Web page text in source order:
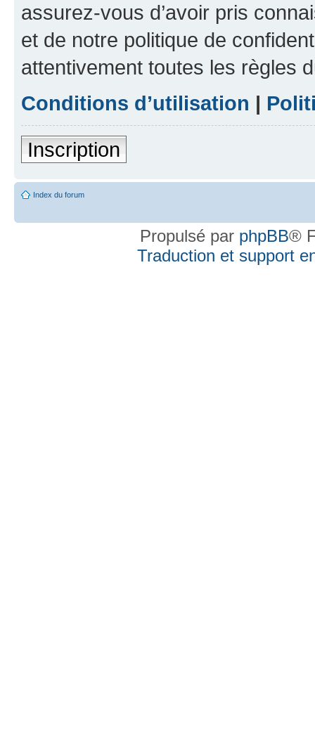
assurez-vous d’avoir pris
et de notre politique de
attentivement toutes les règles
Conditions d’utilisation |
Inscription
Index du forum
Propulsé par phpBB®
Traduction et support